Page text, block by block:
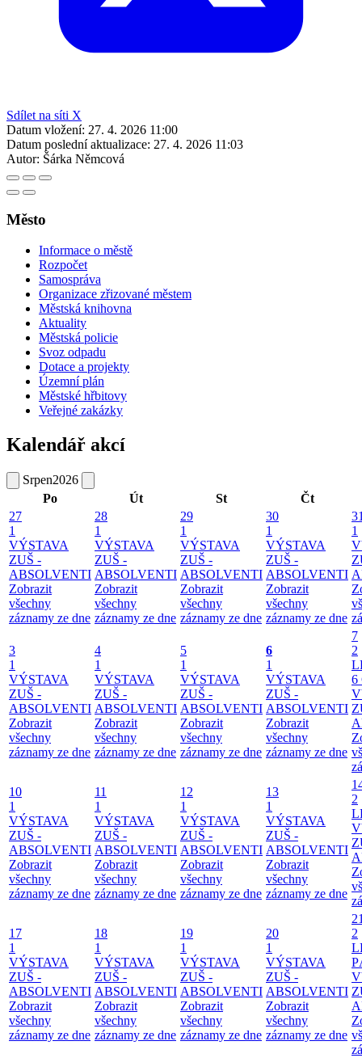
Sdílet na síti X
Datum vložení: 27. 4. 2026 11:00
Datum poslední aktualizace: 27. 4. 2026 11:03
Autor: Šárka Němcová
Město
Informace o městě
Rozpočet
Samospráva
Organizace zřizované městem
Městská knihovna
Aktuality
Městská policie
Svoz odpadu
Dotace a projekty
Územní plán
Městské hřbitovy
Veřejné zakázky
Kalendář akcí
Srpen2026
Po
Út St
Čt
27
1
VÝSTAVA
ZUŠ -
ABSOLVENTI
Zobrazit
všechny
záznamy ze dne
28
1
VÝSTAVA
ZUŠ -
ABSOLVENTI
Zobrazit
všechny
záznamy ze dne
29
1
VÝSTAVA
ZUŠ -
ABSOLVENTI
Zobrazit
všechny
záznamy ze dne
30
1
VÝSTAVA
ZUŠ -
ABSOLVENTI
Zobrazit
všechny
záznamy ze dne
1
3
1
VÝSTAVA
ZUŠ -
ABSOLVENTI
Zobrazit
všechny
záznamy ze dne
4
1
VÝSTAVA
ZUŠ -
ABSOLVENTI
Zobrazit
všechny
záznamy ze dne
5
1
VÝSTAVA
ZUŠ -
ABSOLVENTI
Zobrazit
všechny
záznamy ze dne
6
1
VÝSTAVA
ZUŠ -
ABSOLVENTI
Zobrazit
všechny
záznamy ze dne
7
2
6
10
1
VÝSTAVA
ZUŠ -
ABSOLVENTI
Zobrazit
všechny
záznamy ze dne
11
1
VÝSTAVA
ZUŠ -
ABSOLVENTI
Zobrazit
všechny
záznamy ze dne
12
1
VÝSTAVA
ZUŠ -
ABSOLVENTI
Zobrazit
všechny
záznamy ze dne
13
1
VÝSTAVA
ZUŠ -
ABSOLVENTI
Zobrazit
všechny
záznamy ze dne
2
17
1
VÝSTAVA
ZUŠ -
ABSOLVENTI
Zobrazit
všechny
záznamy ze dne
18
1
VÝSTAVA
ZUŠ -
ABSOLVENTI
Zobrazit
všechny
záznamy ze dne
19
1
VÝSTAVA
ZUŠ -
ABSOLVENTI
Zobrazit
všechny
záznamy ze dne
20
1
VÝSTAVA
ZUŠ -
ABSOLVENTI
Zobrazit
všechny
záznamy ze dne
2